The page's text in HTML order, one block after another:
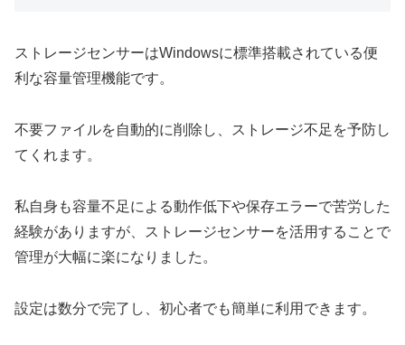
ストレージセンサーはWindowsに標準搭載されている便
利な容量管理機能です。
不要ファイルを自動的に削除し、ストレージ不足を予防し
てくれます。
私自身も容量不足による動作低下や保存エラーで苦労した
経験がありますが、ストレージセンサーを活用することで
管理が大幅に楽になりました。
設定は数分で完了し、初心者でも簡単に利用できます。